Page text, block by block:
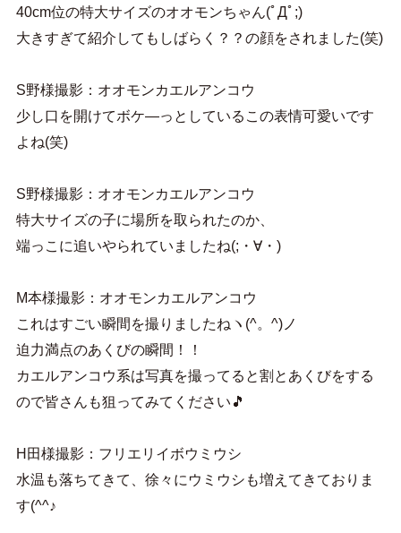
40cm位の特大サイズのオオモンちゃん(ﾟДﾟ;)
大きすぎて紹介してもしばらく？？の顔をされました(笑)
S野様撮影：オオモンカエルアンコウ
少し口を開けてボケ―っとしているこの表情可愛いです
よね(笑)
S野様撮影：オオモンカエルアンコウ
特大サイズの子に場所を取られたのか、
端っこに追いやられていましたね(;・∀・)
M本様撮影：オオモンカエルアンコウ
これはすごい瞬間を撮りましたねヽ(^。^)ノ
迫力満点のあくびの瞬間！！
カエルアンコウ系は写真を撮ってると割とあくびをする
ので皆さんも狙ってみてください🎵
H田様撮影：フリエリイボウミウシ
水温も落ちてきて、徐々にウミウシも増えてきておりま
す(^^♪